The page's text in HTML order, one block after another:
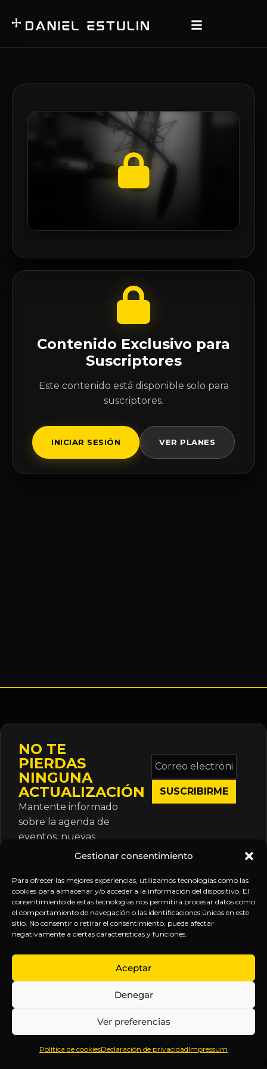
Gestionar consentimiento
Para ofrecer las mejores experiencias, utilizamos tecnologías como las
cookies para almacenar y/o acceder a la información del dispositivo. El
consentimiento de estas tecnologías nos permitirá procesar datos como
el comportamiento de navegación o las identificaciones únicas en este
sitio. No consentir o retirar el consentimiento, puede afectar
negativamente a ciertas características y funciones.
Aceptar
Denegar
Ver preferencias
Política de cookiesDeclaración de privacidadImpressum
Contenido Exclusivo para
Suscriptores
Este contenido está disponible solo para
suscriptores.
INICIAR SESIÓN VER PLANES
NO TE
PIERDAS
NINGUNA
ACTUALIZACIÓN
Mantente informado
sobre la agenda de
eventos, nuevas
publicaciones y
suscripción.
Correo
electrónico
*
Inteligencia
Anticipándonos
EXPLORA
Inicio
Sobre
Contenido
Webinars
LEGAL
Política
de
Términos y
Aviso
SÍGUENOS